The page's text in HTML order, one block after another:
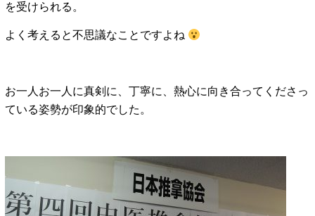
を受けられる。
よく考えると不思議なことですよね
お一人お一人に真剣に、丁寧に、熱心に向き合ってくださっ
ている姿勢が印象的でした。